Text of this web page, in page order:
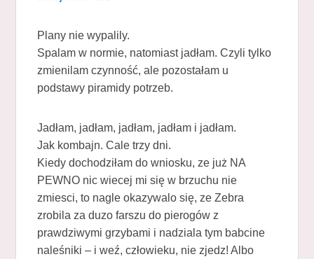
Plany nie wypalily.
Spalam w normie, natomiast jadłam. Czyli tylko
zmienilam czynność, ale pozostałam u
podstawy piramidy potrzeb.
Jadłam, jadłam, jadłam, jadłam i jadłam.
Jak kombajn. Cale trzy dni.
Kiedy dochodziłam do wniosku, ze już NA
PEWNO nic wiecej mi się w brzuchu nie
zmiesci, to nagle okazywalo się, ze Zebra
zrobila za duzo farszu do pierogów z
prawdziwymi grzybami i nadziala tym babcine
naleśniki – i weź, człowieku, nie zjedz! Albo